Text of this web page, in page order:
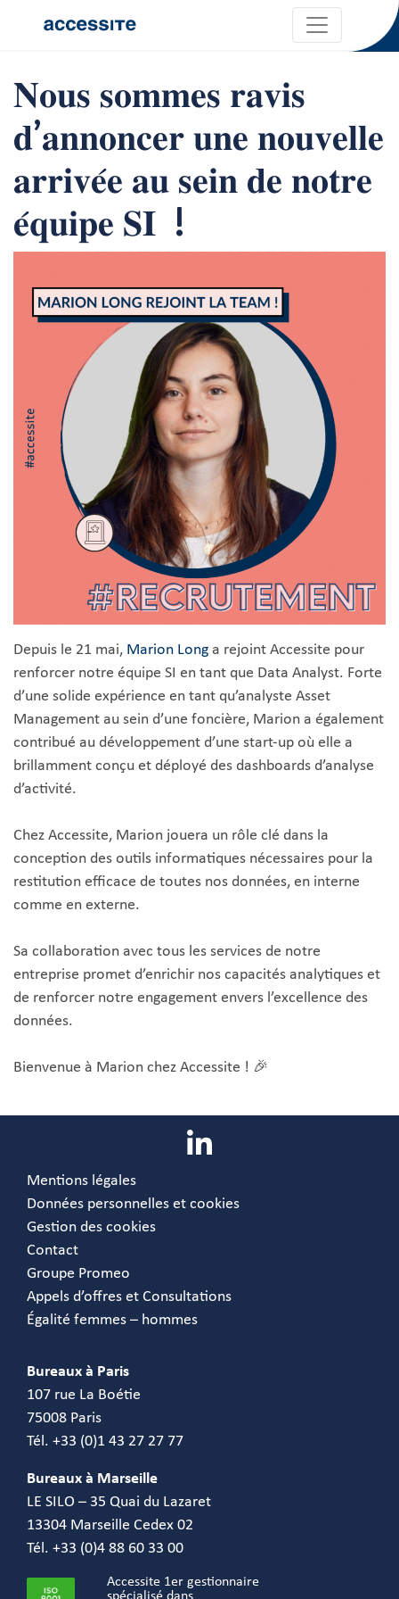
𝐍𝐨𝐮𝐬 𝐬𝐨𝐦𝐦𝐞𝐬 𝐫𝐚𝐯𝐢𝐬
𝐝’𝐚𝐧𝐧𝐨𝐧𝐜𝐞𝐫 𝐮𝐧𝐞 𝐧𝐨𝐮𝐯𝐞𝐥𝐥𝐞
𝐚𝐫𝐫𝐢𝐯𝐞́𝐞 𝐚𝐮 𝐬𝐞𝐢𝐧 𝐝𝐞 𝐧𝐨𝐭𝐫𝐞
𝐞́𝐪𝐮𝐢𝐩𝐞 𝐒𝐈 !
Depuis le 21 mai, Marion Long a rejoint Accessite pour
renforcer notre équipe SI en tant que Data Analyst. Forte
d’une solide expérience en tant qu’analyste Asset
Management au sein d’une foncière, Marion a également
contribué au développement d’une start-up où elle a
brillamment conçu et déployé des dashboards d’analyse
d’activité.
Chez Accessite, Marion jouera un rôle clé dans la
conception des outils informatiques nécessaires pour la
restitution efficace de toutes nos données, en interne
comme en externe.
Sa collaboration avec tous les services de notre
entreprise promet d’enrichir nos capacités analytiques et
de renforcer notre engagement envers l’excellence des
données.
Bienvenue à Marion chez Accessite ! 🎉
Mentions légales
Données personnelles et cookies
Gestion des cookies
Contact
Groupe Promeo
Appels d’offres et Consultations
Égalité femmes – hommes
Bureaux à Paris
107 rue La Boétie
75008 Paris
Tél. +33 (0)1 43 27 27 77
Bureaux à Marseille
LE SILO – 35 Quai du Lazaret
13304 Marseille Cedex 02
Tél. +33 (0)4 88 60 33 00
Accessite 1er gestionnaire